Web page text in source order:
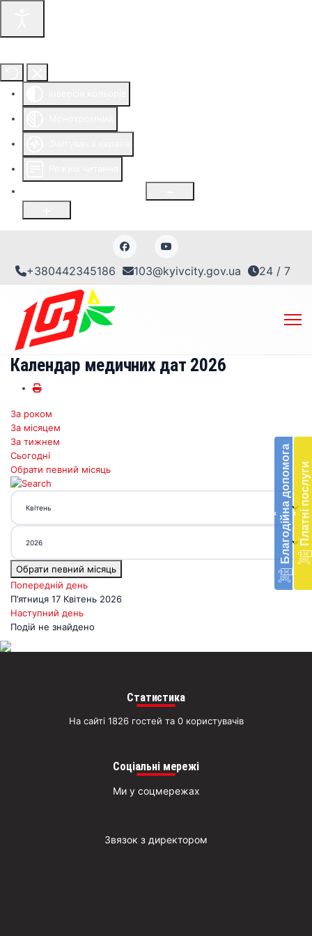
+380442345186 103@kyivcity.gov.ua 24 / 7
‹ Благодійна допомогав
‹ Платні послуги
Календар медичних дат 2026
За роком
За місяцем
За тижнем
Сьогодні
Обрати певний місяць
Обрати певний місяць
Попередній день
П’ятниця 17 Квітень 2026
Наступний день
Подій не знайдено
Статистика
На сайті 1826 гостей та 0 користувачів
Соціальні мережі
Ми у соцмережах
Звязок з директором